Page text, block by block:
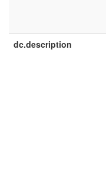
dc.description